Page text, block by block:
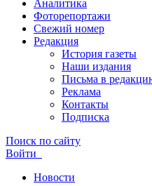
Аналитика
Фоторепортажи
Свежий номер
Редакция
История газеты
Наши издания
Письма в
Реклама
Контакты
Подписка
Поиск по сайту
Войти
Новости